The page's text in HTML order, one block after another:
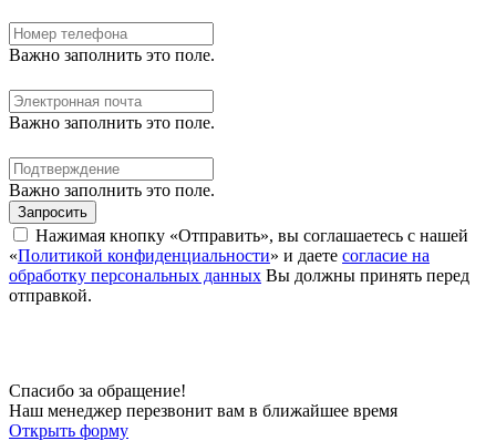
Важно заполнить это поле.
Важно заполнить это поле.
Важно заполнить это поле.
Запросить
Нажимая кнопку «Отправить», вы соглашаетесь с нашей
«Политикой конфиденциальности» и даете согласие на
обработку персональных данных Вы должны принять перед
отправкой.
Спасибо за обращение!
Наш менеджер перезвонит вам в ближайшее время
Открыть форму